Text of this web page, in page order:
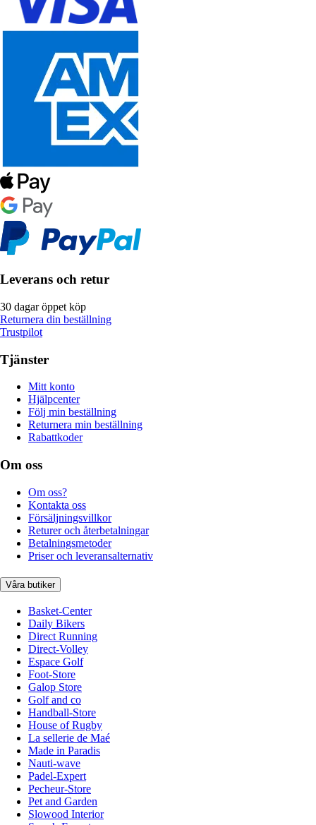
Leverans och retur
30 dagar öppet köp
Returnera din beställning
Trustpilot
Tjänster
Mitt konto
Hjälpcenter
Följ min beställning
Returnera min beställning
Rabattkoder
Om oss
Om oss?
Kontakta oss
Försäljningsvillkor
Returer och återbetalningar
Betalningsmetoder
Priser och leveransalternativ
Våra butiker
Basket-Center
Daily Bikers
Direct Running
Direct-Volley
Espace Golf
Foot-Store
Galop Store
Golf and co
Handball-Store
House of Rugby
La sellerie de Maé
Made in Paradis
Nauti-wave
Padel-Expert
Pecheur-Store
Pet and Garden
Slowood Interior